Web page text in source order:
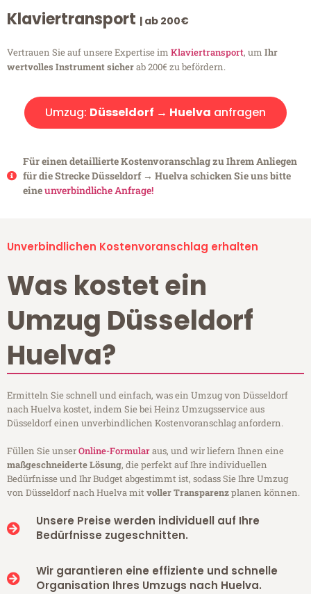
Klaviertransport | ab 200€
Vertrauen Sie auf unsere Expertise im Klaviertransport, um Ihr
wertvolles Instrument sicherab 200€ zu befördern.
Umzug: Düsseldorf → Huelva anfragen
Für einen detaillierte Kostenvoranschlag zu Ihrem Anliegen
für die Strecke Düsseldorf → Huelva schicken Sie uns bitte
eineunverbindliche Anfrage!
Unverbindlichen Kostenvoranschlag erhalten
Was kostet ein
Umzug Düsseldorf
Huelva?
Ermitteln Sie schnell und einfach, was ein Umzug von Düsseldorf
nach Huelva kostet, indem Sie bei Heinz Umzugsservice aus
Düsseldorf einen unverbindlichen Kostenvoranschlag anfordern.
Füllen Sie unserOnline-Formularaus, und wir liefern Ihnen eine
maßgeschneiderte Lösung, die perfekt auf Ihre individuellen
Bedürfnisse und Ihr Budget abgestimmt ist, sodass Sie Ihre Umzug
von Düsseldorf nach Huelva mitvoller Transparenzplanen können.
Unsere Preise werden individuell auf Ihre
Bedürfnisse zugeschnitten.
Wir garantieren eine effiziente und schnelle
Organisation Ihres Umzugs nach Huelva.